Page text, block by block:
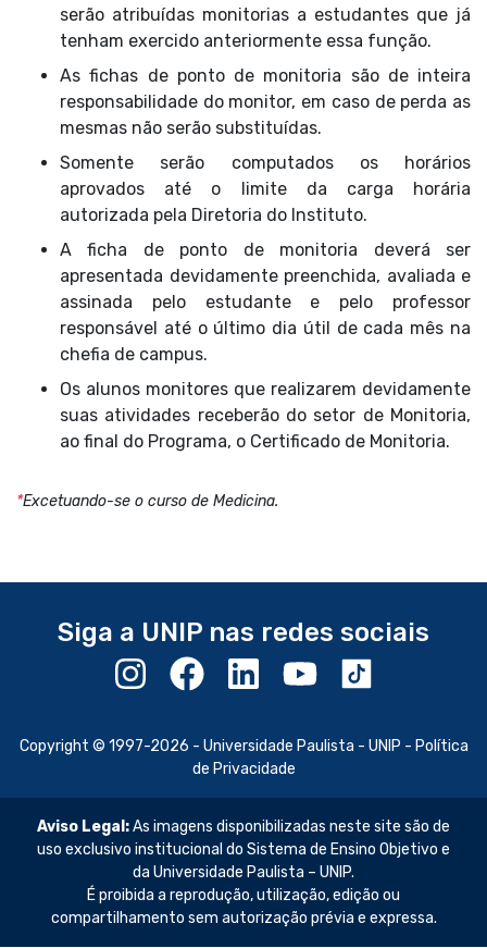
serão atribuídas monitorias a estudantes que já
tenham exercido anteriormente essa função.
As fichas de ponto de monitoria são de inteira
responsabilidade do monitor, em caso de perda as
mesmas não serão substituídas.
Somente serão computados os horários
aprovados até o limite da carga horária
autorizada pela Diretoria do Instituto.
A ficha de ponto de monitoria deverá ser
apresentada devidamente preenchida, avaliada e
assinada pelo estudante e pelo professor
responsável até o último dia útil de cada mês na
chefia de campus.
Os alunos monitores que realizarem devidamente
suas atividades receberão do setor de Monitoria,
ao final do Programa, o Certificado de Monitoria.
*Excetuando-se o curso de Medicina.
Siga a UNIP nas redes sociais
Copyright © 1997-2026 - Universidade Paulista - UNIP - Política
de Privacidade
Aviso Legal:As imagens disponibilizadas neste site são de
uso exclusivo institucional do Sistema de Ensino Objetivo e
da Universidade Paulista – UNIP.
É proibida a reprodução, utilização, edição ou
compartilhamento sem autorização prévia e expressa.